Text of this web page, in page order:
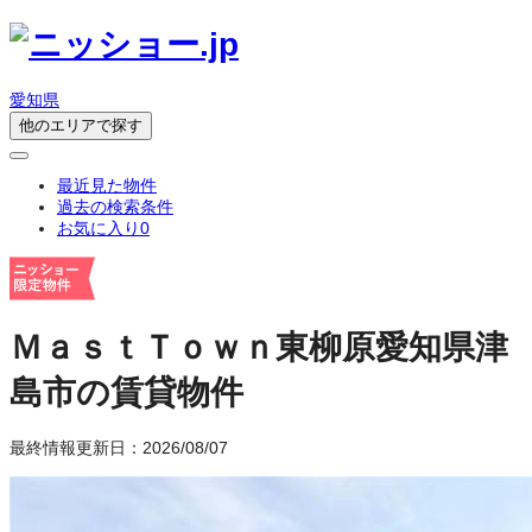
愛知県
他のエリアで探す
最近見た物件
過去の検索条件
お気に入り0
ＭａｓｔＴｏｗｎ東柳原愛知県津
島市の賃貸物件
最終情報更新日：2026/08/07